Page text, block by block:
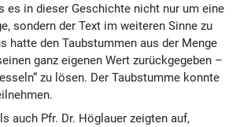
es in dieser Geschichte nicht nur um eine
sondern der Text im weiteren Sinne zu
hatte den Taub­stummen aus der Menge
ganz eigenen Wert zurückgegeben –
zu lösen. Der Taubstumme konnte
auch Pfr. Dr. Höglauer zeigten auf,